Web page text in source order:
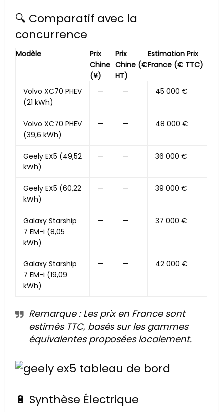
🔍 Comparatif avec la
concurrence
Modèle
Prix
Chine
(¥)
Prix
Chine (€
HT)
Estimation Prix
France (€ TTC)
Volvo XC70 PHEV
(21 kWh)
— — 45 000 €
Volvo XC70 PHEV
(39,6 kWh)
— — 48 000 €
Geely EX5 (49,52
kWh)
— — 36 000 €
Geely EX5 (60,22
kWh)
— — 39 000 €
Galaxy Starship
7 EM-i (8,05
kWh)
— — 37 000 €
Galaxy Starship
7 EM-i (19,09
kWh)
— — 42 000 €
Remarque : Les prix en France sont
estimés TTC, basés sur les gammes
équivalentes proposées localement.
🔋 Synthèse Électrique